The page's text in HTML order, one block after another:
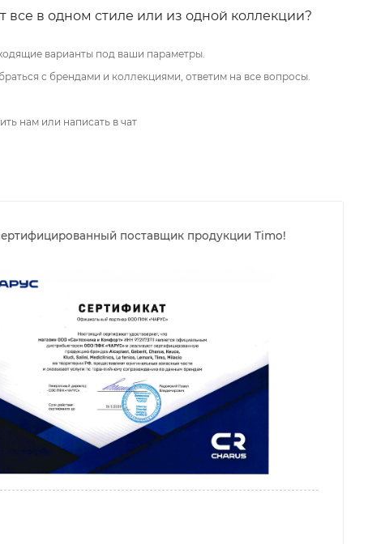
все в одном стиле или из одной коллекции?
варианты под ваши параметры.
с брендами и коллекциями, ответим на все вопросы.
нам или написать в чат
поставщик продукции Timo!